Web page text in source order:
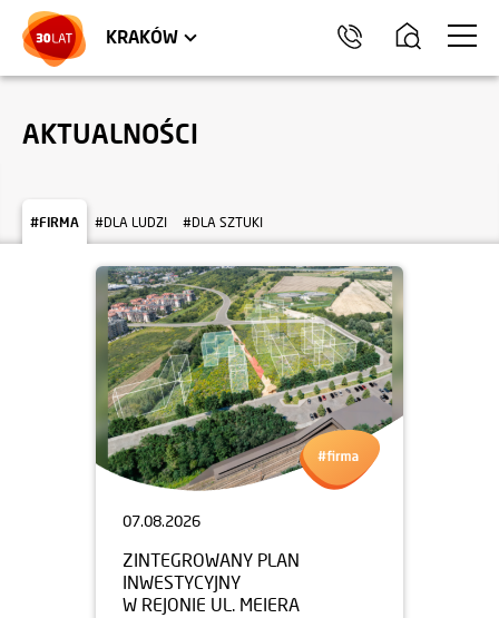
KRAKÓW
TRÓJMIASTO
LOKALE USŁUGOWE
AKTUALNOŚCI
#FIRMA #DLA LUDZI #DLA SZTUKI
07.08.2026
ZINTEGROWANY PLAN
INWESTYCYJNY
W REJONIE UL. MEIERA